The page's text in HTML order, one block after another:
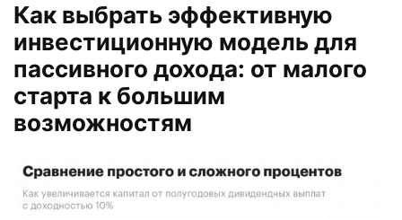
Как выбрать эффективную
инвестиционную модель для
пассивного дохода: от малого
старта к большим
возможностям